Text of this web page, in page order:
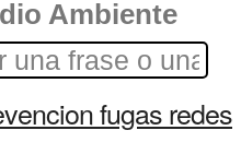
Ambiente
fugas redes